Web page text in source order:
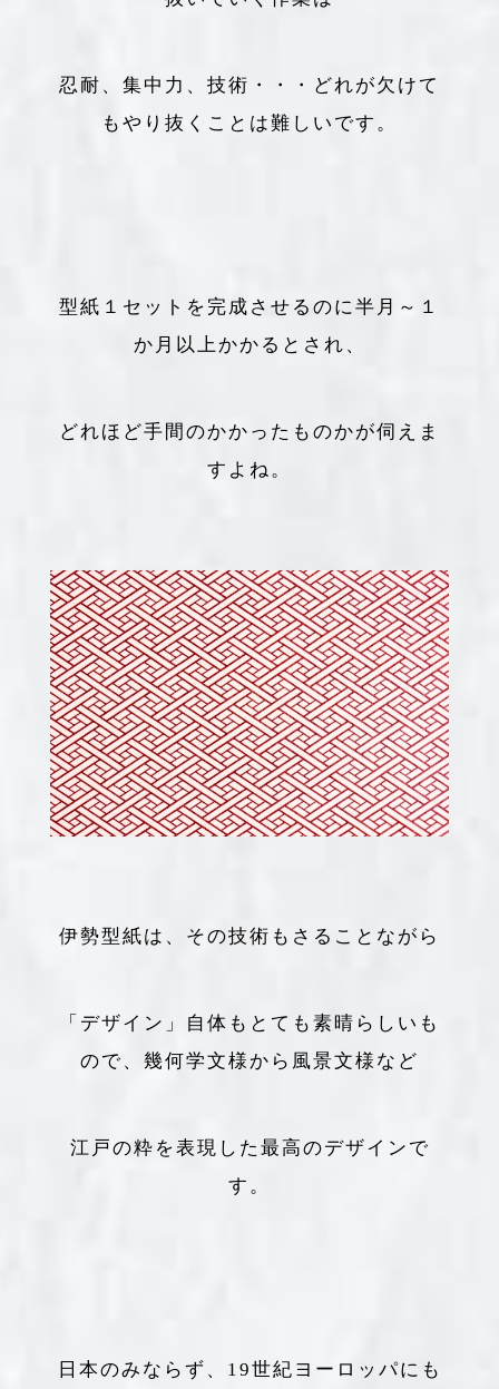
忍耐、集中力、技術・・・どれが欠けて
もやり抜くことは難しいです。
型紙１セットを完成させるのに半月～１
か月以上かかるとされ、
どれほど手間のかかったものかが伺えま
すよね。
伊勢型紙は、その技術もさることながら
「デザイン」自体もとても素晴らしいも
ので、幾何学文様から風景文様など
江戸の粋を表現した最高のデザインで
す。
日本のみならず、19世紀ヨーロッパにも